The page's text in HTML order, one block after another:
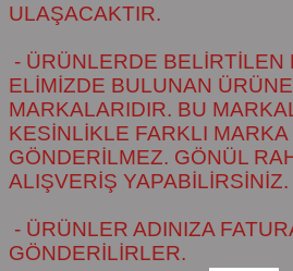
ULAŞACAKTIR.
- ÜRÜNLERDE BELİRTİLEN
ELİMİZDE BULUNAN
MARKALARIDIR. BU
KESİNLİKLE FARKLI MARKA
GÖNDERİLMEZ. GÖNÜL
ALIŞVERİŞ YAPABİLİRSİNİZ.
- ÜRÜNLER ADINIZA
GÖNDERİLİRLER.